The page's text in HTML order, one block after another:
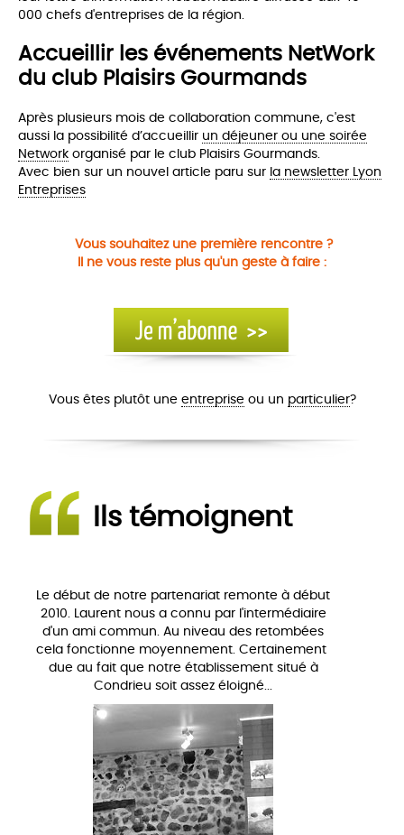
000 chefs d'entreprises de la région.
Accueillir les événements NetWork
du club Plaisirs Gourmands
Après plusieurs mois de collaboration commune, c'est
aussi la possibilité d’accueillir un déjeuner ou une soirée
Network organisé par le club Plaisirs Gourmands.
Avec bien sur un nouvel article paru sur la newsletter Lyon
Entreprises
Vous souhaitez une première rencontre ?
Il ne vous reste plus qu'un geste à faire :
Vous êtes plutôt une entreprise ou un particulier?
Ils témoignent
Le début de notre partenariat remonte à début
2010. Laurent nous a connu par l'intermédiaire
d'un ami commun. Au niveau des retombées
cela fonctionne moyennement. Certainement
due au fait que notre établissement situé à
Condrieu soit assez éloigné...